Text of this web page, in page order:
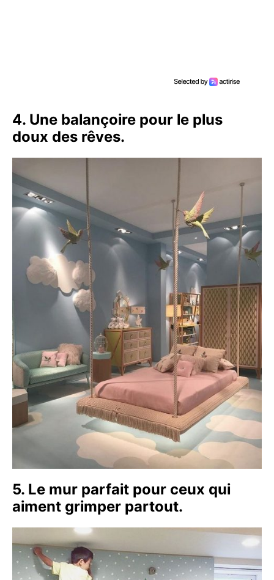
4. Une balançoire pour le plus
doux des rêves.
5. Le mur parfait pour ceux qui
aiment grimper partout.